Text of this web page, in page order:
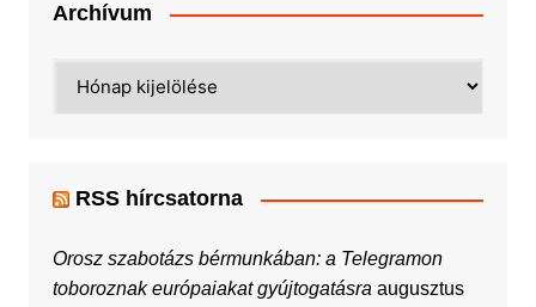
Archívum
RSS hírcsatorna
Orosz szabotázs bérmunkában: a Telegramon
toboroznak európaiakat gyújtogatásra augusztus